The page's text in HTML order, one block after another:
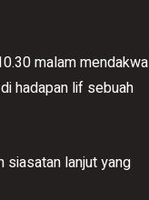
malam mendakwa
hadapan lif sebuah
siasatan lanjut yang